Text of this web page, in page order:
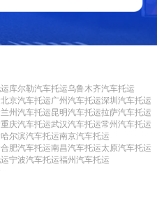
库尔勒汽车托运乌鲁木齐汽车托运
北京汽车托运广州汽车托运深圳汽车托运
兰州汽车托运昆明汽车托运拉萨汽车托运
重庆汽车托运武汉汽车托运常州汽车托运
哈尔滨汽车托运南京汽车托运
合肥汽车托运南昌汽车托运太原汽车托运
宁波汽车托运福州汽车托运